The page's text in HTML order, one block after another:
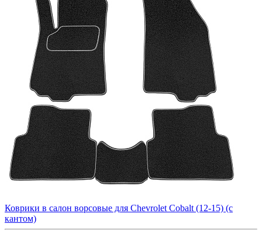
Коврики в салон ворсовые для Chevrolet Cobalt (12-15) (с
кантом)